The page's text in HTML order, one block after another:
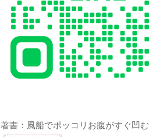
著書：風船でポッコリお腹がすぐ凹む